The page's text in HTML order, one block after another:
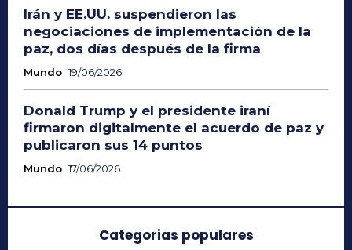
Irán y EE.UU. suspendieron las
negociaciones de implementación de la
paz, dos días después de la firma
Mundo 19/06/2026
Donald Trump y el presidente iraní
firmaron digitalmente el acuerdo de paz y
publicaron sus 14 puntos
Mundo 17/06/2026
Categorias populares